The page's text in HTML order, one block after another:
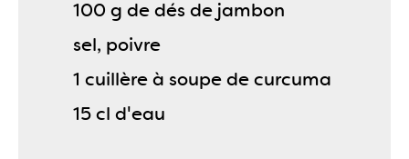
100 g de dés de jambon
sel, poivre
1 cuillère à soupe de curcuma
15 cl d'eau